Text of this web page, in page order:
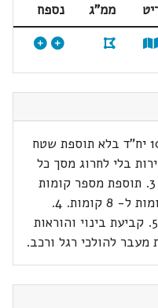
ממ"ג
נספח
1. הגדלת מס' יח"ד מ- 90 ל- 106 יח"ד בלא תוספת שטח
שירות בלי לחרוג מסך כל
המותר בתב"ע בש/160א מקורי. 3. תוספת מספר קומות
לתא שטח 3, מגרש 374, מ- 7 קומות ל- 8 קומות. 4.
קביעת תנאים למתן היתר בנייה. 5. קביעת בינוי והוראות